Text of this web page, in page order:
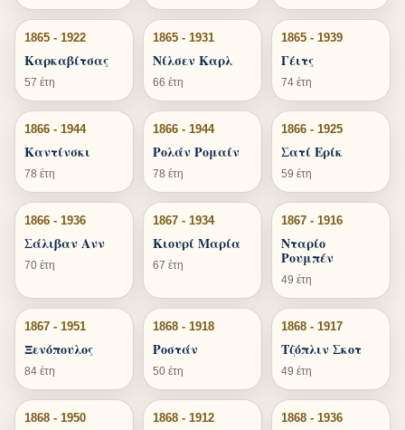
1865 - 1922
Καρκαβίτσας
57 έτη
1865 - 1931
Νίλσεν Καρλ
66 έτη
1865 - 1939
Γέιτς
74 έτη
1866 - 1944
Καντίνσκι
78 έτη
1866 - 1944
Ρολάν Ρομαίν
78 έτη
1866 - 1925
Σατί Ερίκ
59 έτη
1866 - 1936
Σάλιβαν Ανν
70 έτη
1867 - 1934
Κιουρί Μαρία
67 έτη
1867 - 1916
Νταρίο
Ρουμπέν
49 έτη
1867 - 1951
Ξενόπουλος
84 έτη
1868 - 1918
Ροστάν
50 έτη
1868 - 1917
Τζόπλιν Σκοτ
49 έτη
1868 - 1950 1868 - 1912 1868 - 1936